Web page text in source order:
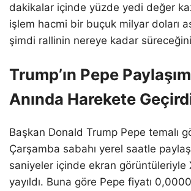
dakikalar içinde yüzde yedi değer
işlem hacmi bir buçuk milyar doları
şimdi rallinin nereye kadar süreceğini
Trump’ın Pepe
Anında Harekete
Başkan Donald Trump Pepe temalı
Çarşamba sabahı yerel saatle
saniyeler içinde ekran görüntüleriyle
yayıldı. Buna göre Pepe fiyatı